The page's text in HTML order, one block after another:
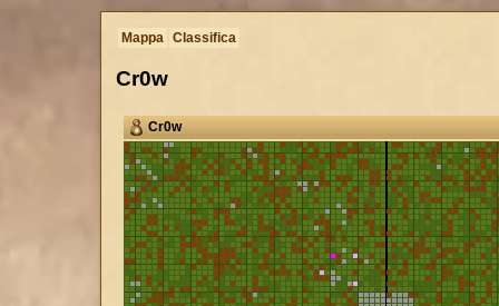
Mappa Classifica
Cr0w
Cr0w